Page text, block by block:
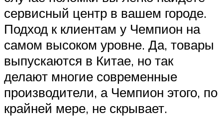
сервисный центр в вашем городе.
Подход к клиентам у Чемпион на
самом высоком уровне. Да, товары
выпускаются в Китае, но так
делают многие современные
производители, а Чемпион этого, по
крайней мере, не скрывает.